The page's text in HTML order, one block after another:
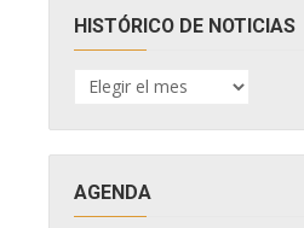
HISTÓRICO DE NOTICIAS
HISTÓRICO
DE
AGENDA